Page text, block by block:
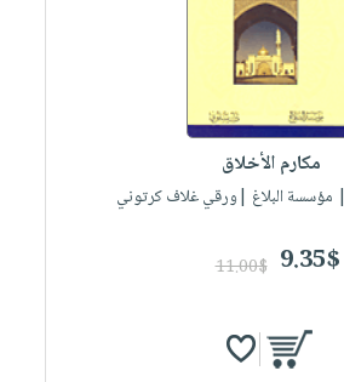
مكارم الأخلاق
| مؤسسة البلاغ |ورقي غلاف كرتوني
9.35$
11.00$